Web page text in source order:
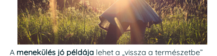
A menekülés jó példája lehet a „vissza a természetbe”